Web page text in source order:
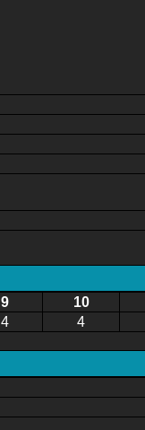
9 10
4 4